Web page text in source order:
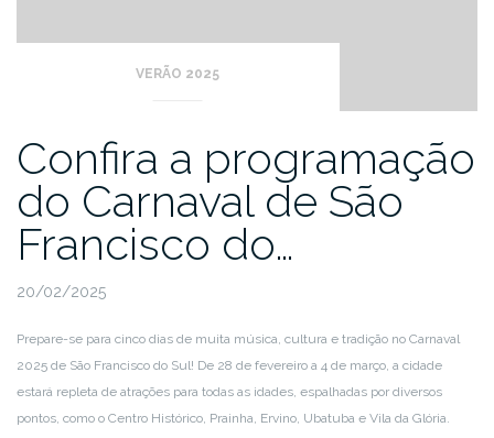
VERÃO 2025
Confira a programação
do Carnaval de São
Francisco do…
20/02/2025
Prepare-se para cinco dias de muita música, cultura e tradição no Carnaval
2025 de São Francisco do Sul! De 28 de fevereiro a 4 de março, a cidade
estará repleta de atrações para todas as idades, espalhadas por diversos
pontos, como o Centro Histórico, Prainha, Ervino, Ubatuba e Vila da Glória.